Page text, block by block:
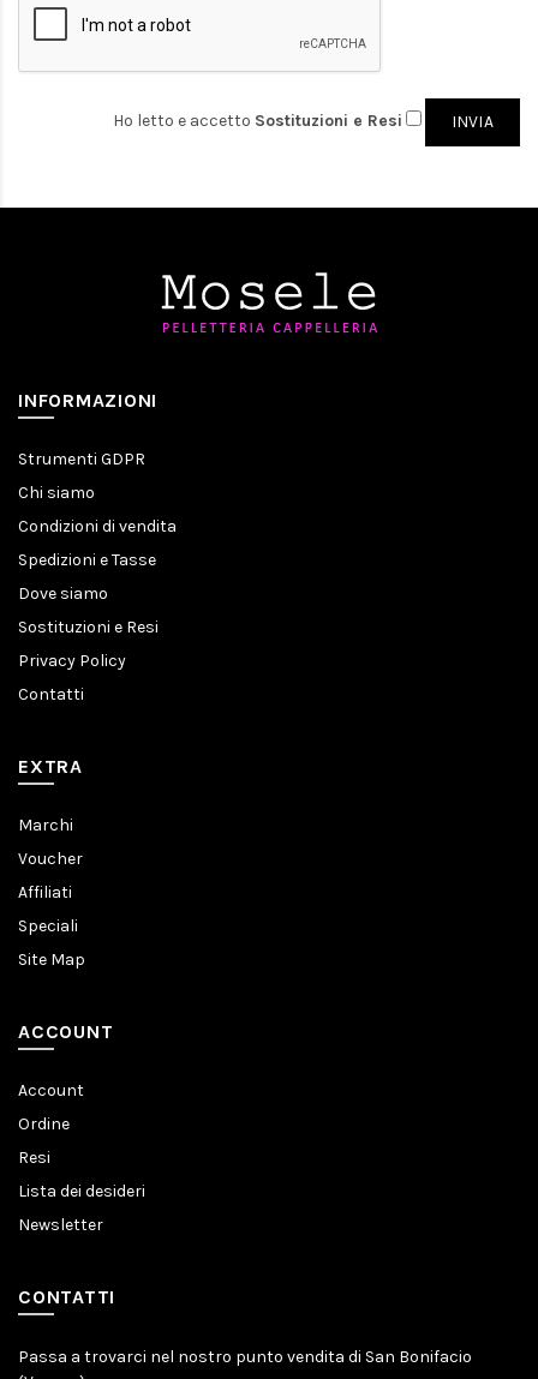
Ho letto e accetto Sostituzioni e Resi
INFORMAZIONI
Strumenti GDPR
Chi siamo
Condizioni di vendita
Spedizioni e Tasse
Dove siamo
Sostituzioni e Resi
Privacy Policy
Contatti
EXTRA
Marchi
Voucher
Affiliati
Speciali
Site Map
ACCOUNT
Account
Ordine
Resi
Lista dei desideri
Newsletter
CONTATTI
Passa a trovarci nel nostro punto vendita di San Bonifacio